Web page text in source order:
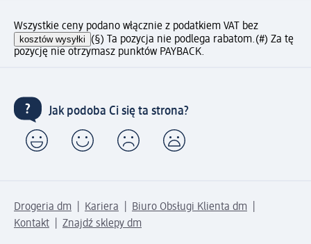
Wszystkie ceny podano włącznie z podatkiem VAT bez
kosztów wysyłki (§) Ta pozycja nie podlega rabatom.(#) Za tę
pozycję nie otrzymasz punktów PAYBACK.
Jak podoba Ci się ta strona?
Drogeria dm Kariera
Biuro Obsługi Klienta dm
Kontakt
Znajdź sklepy dm